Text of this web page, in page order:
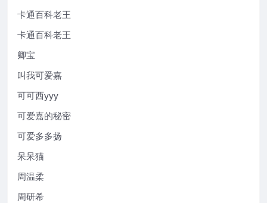
卡通百科老王
卡通百科老王
卿宝
叫我可爱嘉
可可西yyy
可爱嘉的秘密
可爱多多扬
呆呆猫
周温柔
周研希